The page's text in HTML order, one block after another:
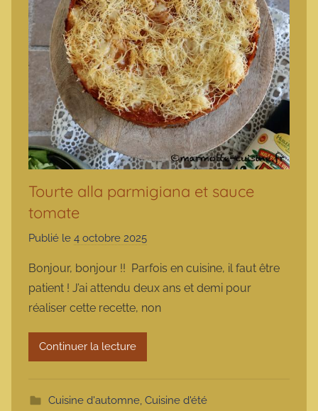
Tourte alla parmigiana et sauce
tomate
Publié le 4 octobre 2025
r
m
a
t
Bonjour, bonjour !! Parfois en cuisine, il faut être
patient ! J’ai attendu deux ans et demi pour
réaliser cette recette, non
Continuer la lecture
Cuisine d'automne, Cuisine d'été